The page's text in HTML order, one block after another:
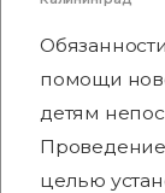
помощи
детям
целью